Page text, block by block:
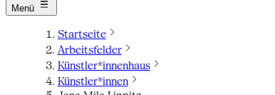
Menü
Startseite
Arbeitsfelder
Künstler*innenhaus
Künstler*innen